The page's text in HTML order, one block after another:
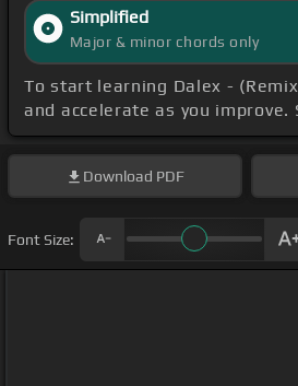
Simplified
Major & minor chords only
To start learning Dalex -
and accelerate as you
Download PDF
Font Size: